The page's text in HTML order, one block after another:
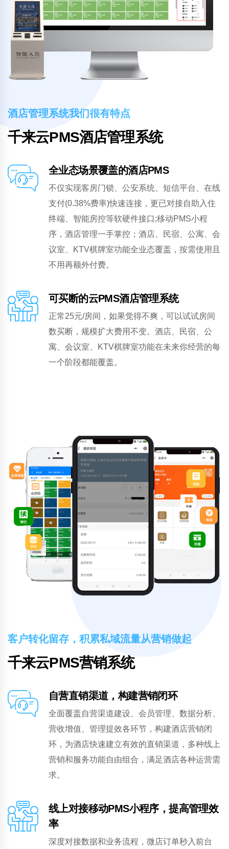
酒店管理系统我们很有特点
千来云PMS酒店管理系统
全业态场景覆盖的酒店PMS
不仅实现客房门锁、公安系统、短信平台、在线
支付(0.38%费率)快速连接，更已对接自助入住
终端、智能房控等软硬件接口;移动PMS小程
序，酒店管理一手掌控；酒店、民宿、公寓、会
议室、KTV棋牌室功能全业态覆盖，按需使用且
不用再额外付费。
可买断的云PMS酒店管理系统
正常25元/房间，如果觉得不爽，可以试试房间
数买断，规模扩大费用不变。酒店、民宿、公
寓、会议室、KTV棋牌室功能在未来你经营的每
一个阶段都能覆盖。
客户转化留存，积累私域流量从营销做起
千来云PMS营销系统
自营直销渠道，构建营销闭环
全面覆盖自营渠道建设、会员管理、数据分析、
营收增值、管理提效各环节，构建酒店营销闭
环，为酒店快速建立有效的直销渠道，多种线上
营销和服务功能自由组合，满足酒店各种运营需
求。
线上对接移动PMS小程序，提高管理效
率
深度对接数据和业务流程，微店订单秒入前台